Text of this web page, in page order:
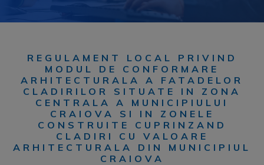
REGULAMENT LOCAL PRIVIND
MODUL DE CONFORMARE
ARHITECTURALA A FATADELOR
CLADIRILOR SITUATE IN ZONA
CENTRALA A MUNICIPIULUI
CRAIOVA SI IN ZONELE
CONSTRUITE CUPRINZAND
CLADIRI CU VALOARE
ARHITECTURALA DIN MUNICIPIUL
CRAIOVA